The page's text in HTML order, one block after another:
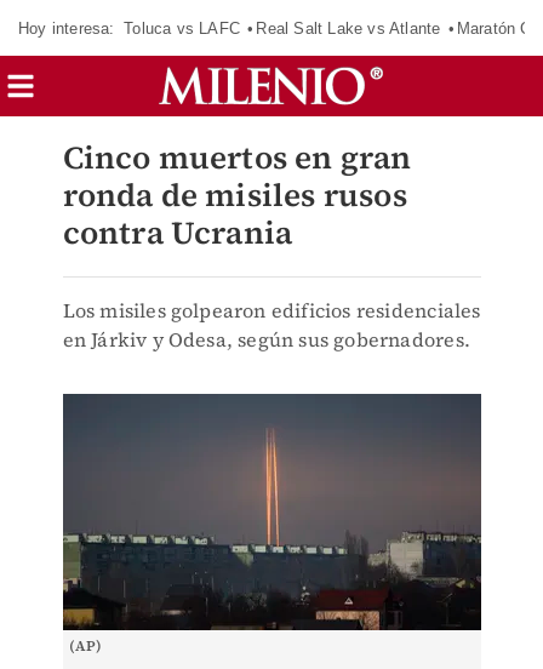
Hoy interesa: Toluca vs LAFC Real Salt Lake vs Atlante Maratón
Cinco muertos en gran
ronda de misiles rusos
contra Ucrania
Los misiles golpearon edificios residenciales
en Járkiv y Odesa, según sus gobernadores.
(AP)